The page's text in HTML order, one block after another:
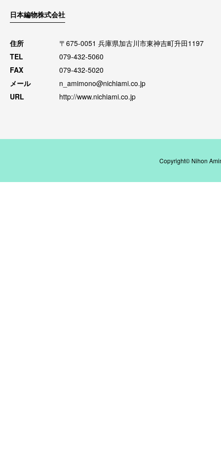
日本編物株式会社
住所
〒675-0051 兵庫県加古川市東神吉町升田1197
TEL
079-432-5060
FAX
079-432-5020
メール
n_amimono@nichiami.co.jp
URL
http://www.nichiami.co.jp
Copyright© Nihon